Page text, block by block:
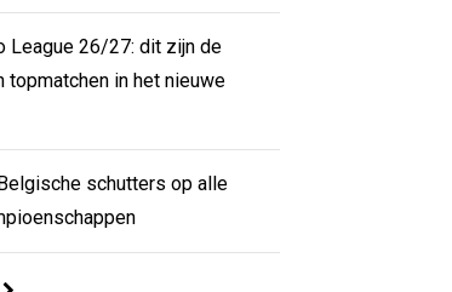
League 26/27: dit zijn de
topmatchen in het nieuwe
schutters op alle